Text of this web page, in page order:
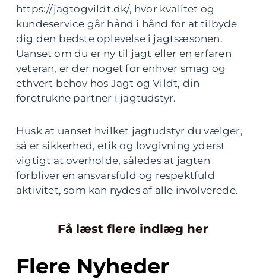
https://jagtogvildt.dk/, hvor kvalitet og
kundeservice går hånd i hånd for at tilbyde
dig den bedste oplevelse i jagtsæsonen.
Uanset om du er ny til jagt eller en erfaren
veteran, er der noget for enhver smag og
ethvert behov hos Jagt og Vildt, din
foretrukne partner i jagtudstyr.
Husk at uanset hvilket jagtudstyr du vælger,
så er sikkerhed, etik og lovgivning yderst
vigtigt at overholde, således at jagten
forbliver en ansvarsfuld og respektfuld
aktivitet, som kan nydes af alle involverede.
Få læst flere indlæg her
Flere Nyheder